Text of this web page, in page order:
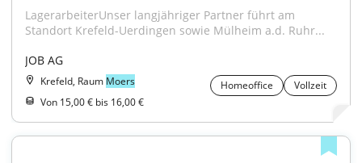
LagerarbeiterUnser langjähriger Partner führt am
Standort Krefeld-Uerdingen sowie Mülheim a.d. Ruhr...
JOB AG
Krefeld, Raum Moers Homeoffice
Vollzeit
Von 15,00 € bis 16,00 €